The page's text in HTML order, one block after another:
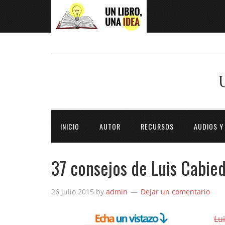
INICIO AUTOR RECURSOS AUDIOS
37 consejos de Luis
26 julio 2015 by admin Dejar un comentario